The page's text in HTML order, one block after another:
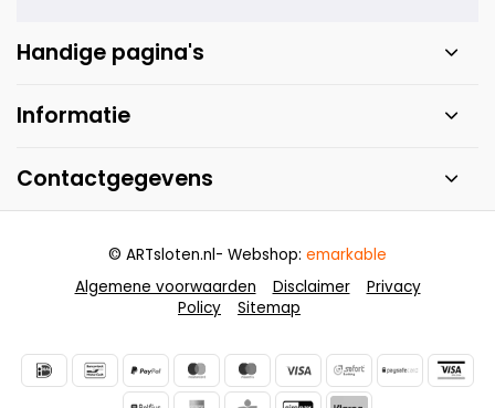
Handige pagina's
Informatie
Contactgegevens
Algemene voorwaarden Disclaimer
Privacy
Policy
Sitemap
© ARTsloten.nl- Webshop: emarkable